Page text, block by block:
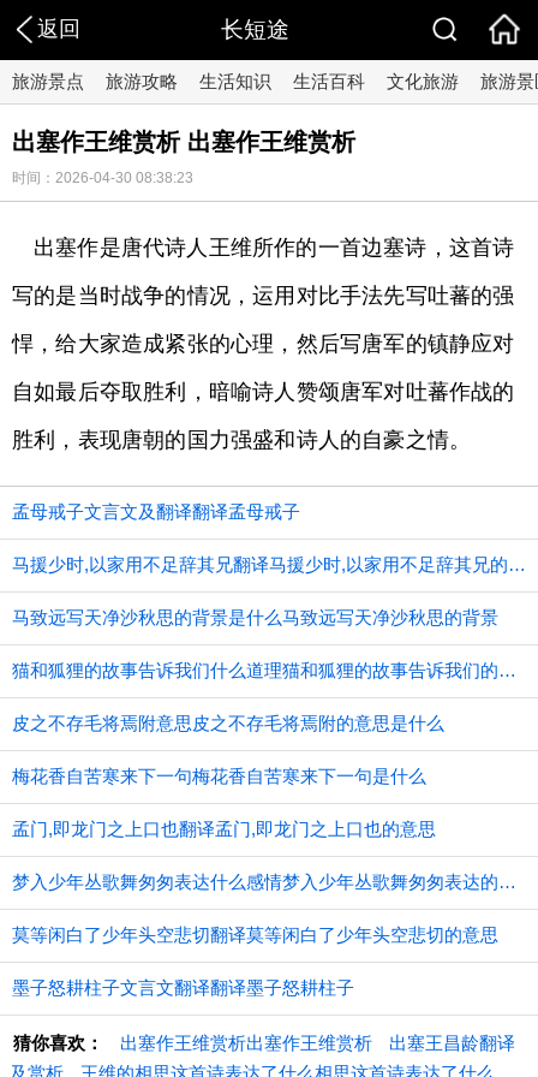
返回 长短途
旅游景点 旅游攻略 生活知识 生活百科 文化旅游 旅游景
出塞作王维赏析 出塞作王维赏析
时间：2026-04-30 08:38:23
出塞作是唐代诗人王维所作的一首边塞诗，这首诗
写的是当时战争的情况，运用对比手法先写吐蕃的强
悍，给大家造成紧张的心理，然后写唐军的镇静应对
自如最后夺取胜利，暗喻诗人赞颂唐军对吐蕃作战的
胜利，表现唐朝的国力强盛和诗人的自豪之情。
孟母戒子文言文及翻译翻译孟母戒子
马援少时,以家用不足辞其兄翻译马援少时,以家用不足辞其兄的意思
马致远写天净沙秋思的背景是什么马致远写天净沙秋思的背景
猫和狐狸的故事告诉我们什么道理猫和狐狸的故事告诉我们的道理
皮之不存毛将焉附意思皮之不存毛将焉附的意思是什么
梅花香自苦寒来下一句梅花香自苦寒来下一句是什么
孟门,即龙门之上口也翻译孟门,即龙门之上口也的意思
梦入少年丛歌舞匆匆表达什么感情梦入少年丛歌舞匆匆表达的感情
莫等闲白了少年头空悲切翻译莫等闲白了少年头空悲切的意思
墨子怒耕柱子文言文翻译翻译墨子怒耕柱子
猜你喜欢： 出塞作王维赏析出塞作王维赏析
出塞王昌龄翻译
及赏析
王维的相思这首诗表达了什么相思这首诗表达了什么